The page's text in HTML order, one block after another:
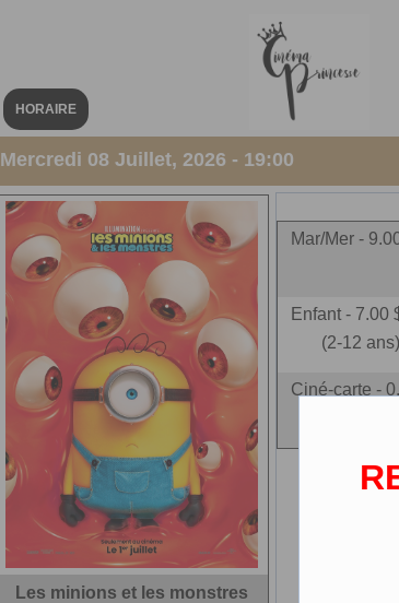
HORAIRE
Mercredi 08 Juillet, 2026 - 19:00
Les minions et les monstres
Mar/Mer -
Enfant - 7.00
(2-12 ans)
Ciné-carte -